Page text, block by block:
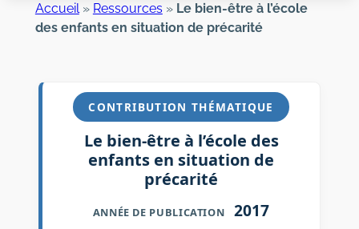
Accueil» Ressources» Le bien-être à l’école
des enfants en situation de précarité
CONTRIBUTION THÉMATIQUE
Le bien-être à l’école des
enfants en situation de
précarité
ANNÉE DE PUBLICATION 2017